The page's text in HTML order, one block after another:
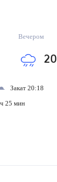
Вечером
20
Закат 20:18
ч 25 мин